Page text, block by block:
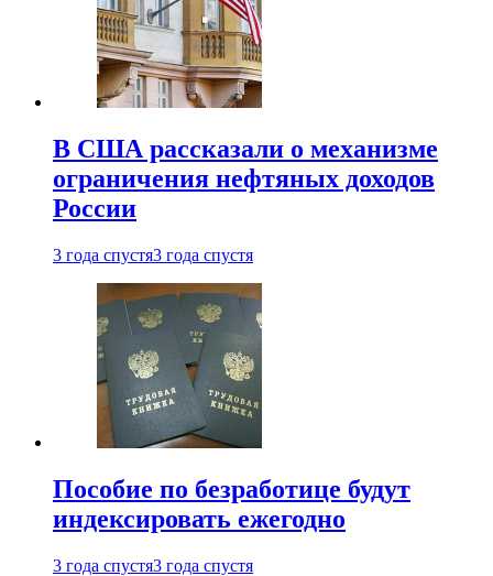
В США рассказали о механизме
ограничения нефтяных доходов
России
3 года спустя3 года спустя
Пособие по безработице будут
индексировать ежегодно
3 года спустя3 года спустя